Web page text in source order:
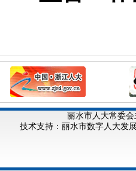
丽水市人大常委会
技术支持：丽水市数字人大发